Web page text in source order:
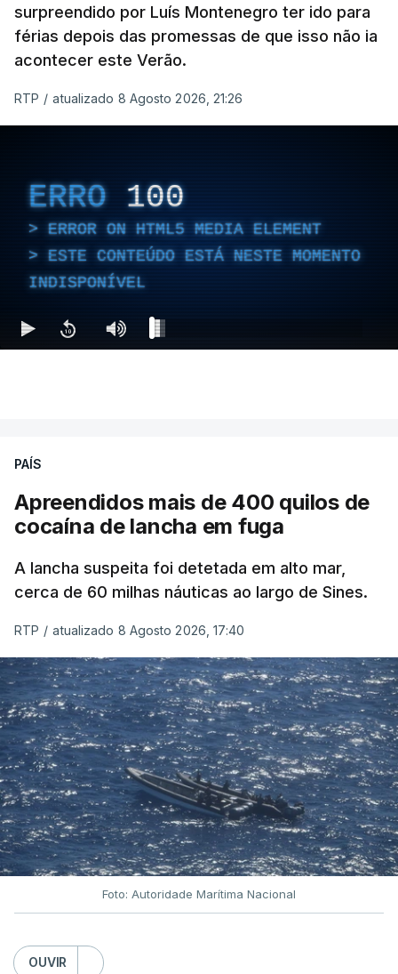
surpreendido por Luís Montenegro ter ido para
férias depois das promessas de que isso não ia
acontecer este Verão.
RTP / atualizado 8 Agosto 2026, 21:26
ERRO 100
ERROR ON HTML5 MEDIA ELEMENT
ESTE CONTEÚDO ESTÁ NESTE MOMENTO
INDISPONÍVEL
PAÍS
Apreendidos mais de 400 quilos de
cocaína de lancha em fuga
A lancha suspeita foi detetada em alto mar,
cerca de 60 milhas náuticas ao largo de Sines.
RTP / atualizado 8 Agosto 2026, 17:40
Foto: Autoridade Marítima Nacional
OUVIR